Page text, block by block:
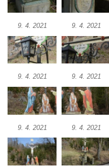
Labem
Kříž na návsi v Chouči
Boží muka na rozcestí
Kříž u domu čp. 3 v
Kříž u polní cesty
Údajný kříž na návsi v
Centrální kříž hřbitova v
Kříž východně od Oparna
9. 4. 2021 9. 4. 2021
9. 4. 2021 9. 4. 2021
9. 4. 2021 9. 4. 2021